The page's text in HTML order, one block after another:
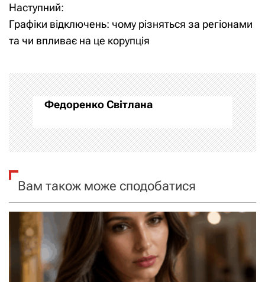
в
і
а
ц
і
а
Наступний:
Графіки відключень: чому різняться за регіонами
та чи впливає на це корупція
Федоренко Світлана
Вам також може сподобатися